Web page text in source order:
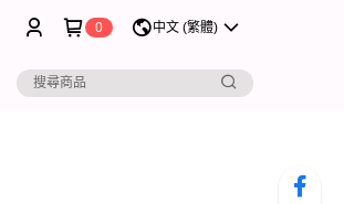
0 中文 (繁體)